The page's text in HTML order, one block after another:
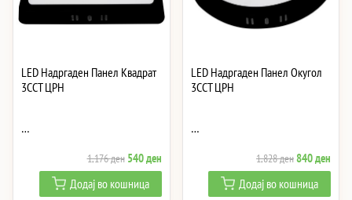
LED Надргаден Панел Квадрат
3CCT ЦРН
…
1,176ден Original
price
was:
540денCurrent
price
is:
Додај во кошница
LED Надргаден Панел Окугол
3CCT ЦРН
…
1,828денOriginal
price
was:
840ден
price
is:
Додај во кошница